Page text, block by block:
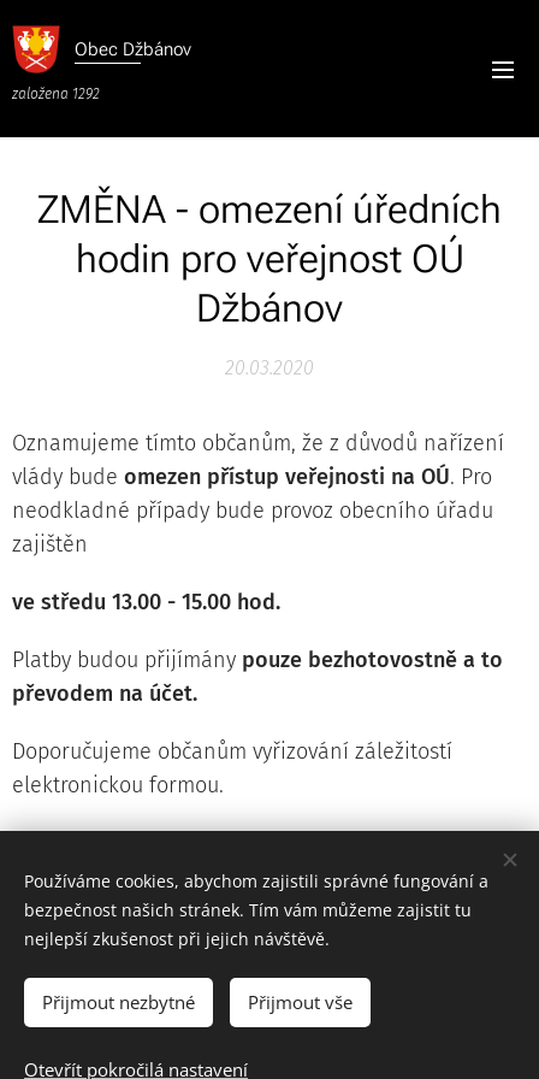
Obec Džbánov
založena 1292
ZMĚNA - omezení úředních
hodin pro veřejnost OÚ
Džbánov
20.03.2020
Oznamujeme tímto občanům, že z důvodů nařízení
vlády bude omezen přístup veřejnosti na OÚ. Pro
neodkladné případy bude provoz obecního úřadu
zajištěn
ve středu 13.00 - 15.00 hod.
Platby budou přijímány pouze bezhotovostně a to
převodem na účet.
Doporučujeme občanům vyřizování záležitostí
elektronickou formou.
nebo telefonicky.
Č. tel. na OÚ 468 003 520
Používáme cookies, abychom zajistili správné fungování a
bezpečnost našich stránek. Tím vám můžeme zajistit tu
nejlepší zkušenost při jejich návštěvě.
Přijmout nezbytné Přijmout vše
Otevřít pokročilá nastavení